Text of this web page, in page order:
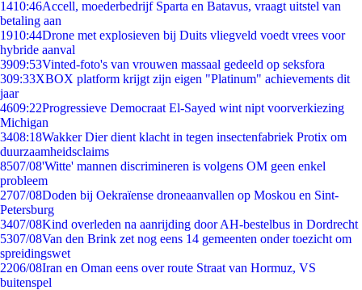
1410:46Accell, moederbedrijf Sparta en Batavus, vraagt uitstel van
betaling aan
1910:44Drone met explosieven bij Duits vliegveld voedt vrees voor
hybride aanval
3909:53Vinted-foto's van vrouwen massaal gedeeld op seksfora
309:33XBOX platform krijgt zijn eigen "Platinum" achievements dit
jaar
4609:22Progressieve Democraat El-Sayed wint nipt voorverkiezing
Michigan
3408:18Wakker Dier dient klacht in tegen insectenfabriek Protix om
duurzaamheidsclaims
8507/08'Witte' mannen discrimineren is volgens OM geen enkel
probleem
2707/08Doden bij Oekraïense droneaanvallen op Moskou en Sint-
Petersburg
3407/08Kind overleden na aanrijding door AH-bestelbus in Dordrecht
5307/08Van den Brink zet nog eens 14 gemeenten onder toezicht om
spreidingswet
2206/08Iran en Oman eens over route Straat van Hormuz, VS
buitenspel